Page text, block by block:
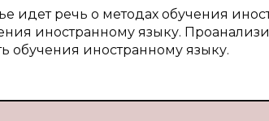
идет речь о методах обучения
иностранному языку.
обучения иностранному языку.